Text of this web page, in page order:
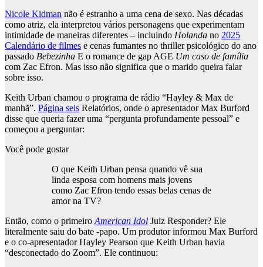
Nicole Kidman não é estranho a uma cena de sexo. Nas décadas
como atriz, ela interpretou vários personagens que experimentam
intimidade de maneiras diferentes – incluindo Holanda no 2025
Calendário de filmes e cenas fumantes no thriller psicológico do ano
passado Bebezinha E o romance de gap AGE Um caso de família
com Zac Efron. Mas isso não significa que o marido queira falar
sobre isso.
Keith Urban chamou o programa de rádio “Hayley & Max de
manhã”. Página seis Relatórios, onde o apresentador Max Burford
disse que queria fazer uma “pergunta profundamente pessoal” e
começou a perguntar:
Você pode gostar
O que Keith Urban pensa quando vê sua
linda esposa com homens mais jovens
como Zac Efron tendo essas belas cenas de
amor na TV?
Então, como o primeiroAmerican Idol Juiz Responder? Ele
literalmente saiu do bate -papo. Um produtor informou Max Burford
e o co-apresentador Hayley Pearson que Keith Urban havia
“desconectado do Zoom”. Ele continuou: